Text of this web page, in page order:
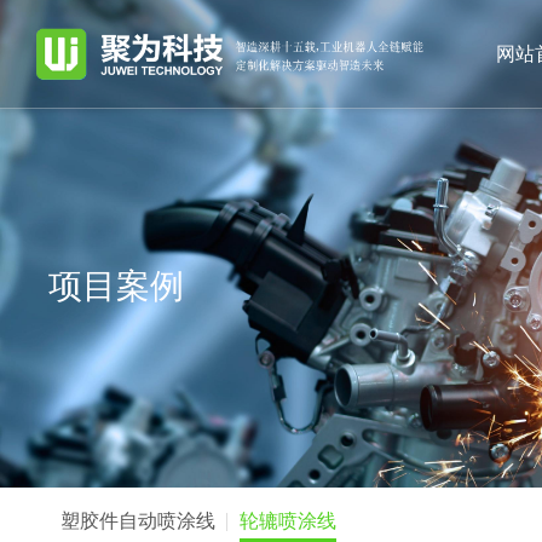
网站
项目案例
塑胶件自动喷涂线 轮辘喷涂线